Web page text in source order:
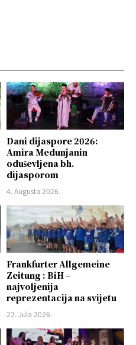
Dani dijaspore 2026:
Amira Medunjanin
oduševljena bh.
dijasporom
4. Augusta 2026.
Frankfurter Allgemeine
Zeitung : BiH –
najvoljenija
reprezentacija na svijetu
22. Jula 2026.